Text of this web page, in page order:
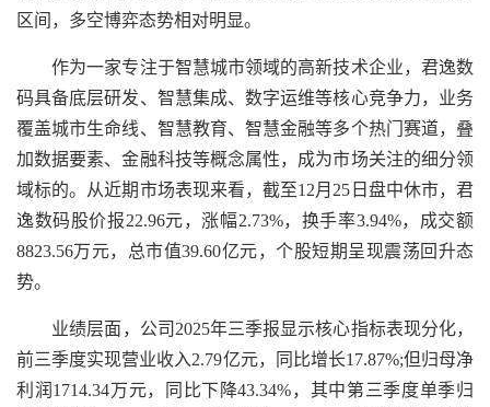
区间，多空博弈态势相对明显。
作为一家专注于智慧城市领域的高新技术企业，君逸数
码具备底层研发、智慧集成、数字运维等核心竞争力，业务
覆盖城市生命线、智慧教育、智慧金融等多个热门赛道，叠
加数据要素、金融科技等概念属性，成为市场关注的细分领
域标的。从近期市场表现来看，截至12月25日盘中休市，君
逸数码股价报22.96元，涨幅2.73%，换手率3.94%，成交额
8823.56万元，总市值39.60亿元，个股短期呈现震荡回升态
势。
业绩层面，公司2025年三季报显示核心指标表现分化，
前三季度实现营业收入2.79亿元，同比增长17.87%;但归母净
利润1714.34万元，同比下降43.34%，其中第三季度单季归